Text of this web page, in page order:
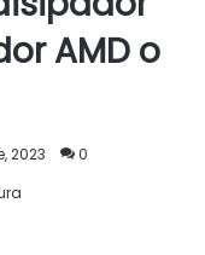
la empresa, que
refrigerantes y
de la aleta
está niquelada
conectores
fácilmente en la